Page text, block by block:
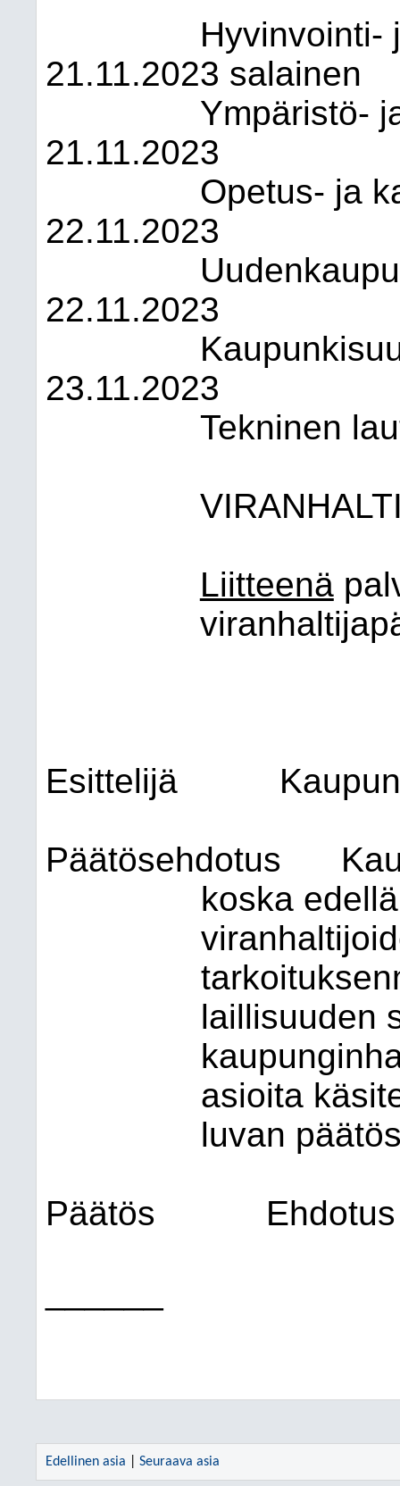
Hyvinvointi-
21.11.2023 salainen
Ympäristö-
21.11.2023
Opetus- ja
22.11.2023
22.11.2023
23.11.2023
Tekninen
Liitteenä
Esittelijä
Päätösehdotus
koska
laillisuuden
asioita
luvan
Päätös
Edellinen asia Seuraava asia